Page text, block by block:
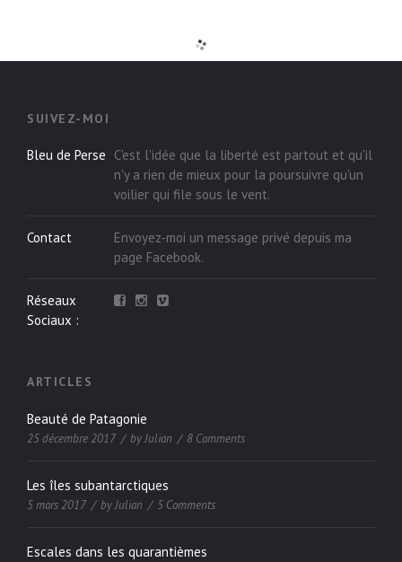
SUIVEZ-MOI
Bleu de Perse C'est l'idée que la liberté est partout et qu'il
n'y a rien de mieux pour la poursuivre qu'un
voilier qui file sous le vent.
Contact
Envoyez-moi un message privé depuis ma
page Facebook.
Réseaux
Sociaux :
ARTICLES
Beauté de Patagonie
25 décembre 2017 byJulian 8 Comments
Les îles subantarctiques
5 mars 2017 byJulian 5 Comments
Escales dans les quarantièmes